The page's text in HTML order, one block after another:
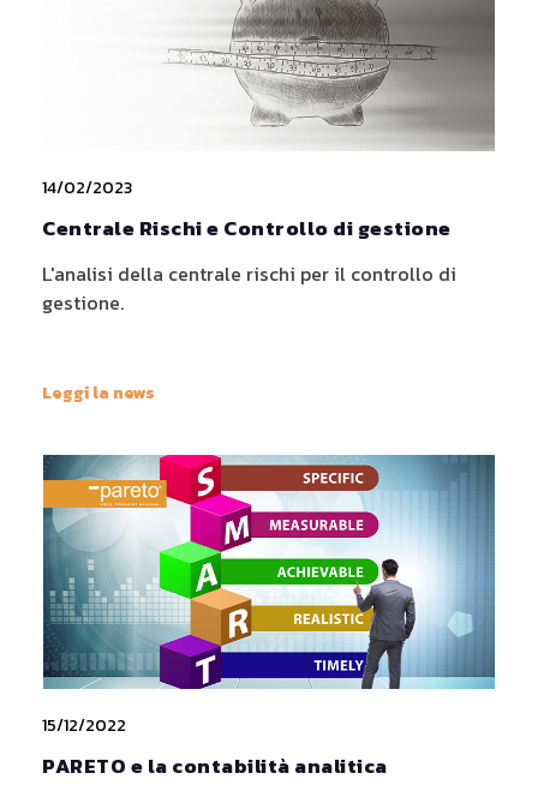
14/02/2023
Centrale Rischi e Controllo di gestione
L'analisi della centrale rischi per il controllo di
gestione.
Leggi la news
15/12/2022
PARETO e la contabilità analitica